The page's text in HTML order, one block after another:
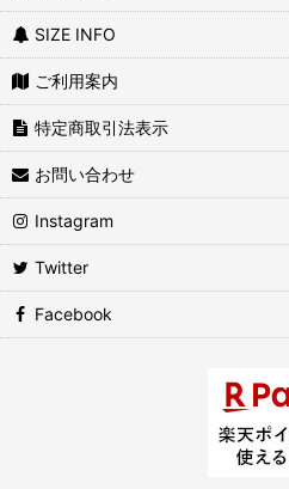
SIZE INFO
ご利用案内
特定商取引法表示
お問い合わせ
Instagram
Twitter
Facebook